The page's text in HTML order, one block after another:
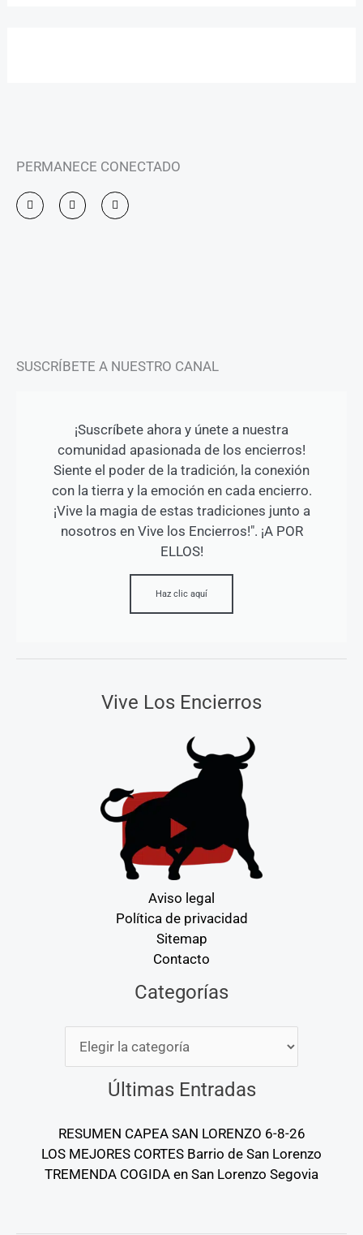
PERMANECE CONECTADO
I
n
s
F
a
c
Y
o
u
SUSCRÍBETE A NUESTRO CANAL
¡Suscríbete ahora y únete a nuestra
comunidad apasionada de los encierros!
Siente el poder de la tradición, la conexión
con la tierra y la emoción en cada encierro.
¡Vive la magia de estas tradiciones junto a
nosotros en Vive los Encierros!". ¡A POR
ELLOS!
Haz clic aquí
Vive Los Encierros
Aviso legal
Política de privacidad
Sitemap
Contacto
Categorías
Últimas Entradas
RESUMEN CAPEA SAN LORENZO 6-8-26
LOS MEJORES CORTES Barrio de San Lorenzo
TREMENDA COGIDA en San Lorenzo Segovia